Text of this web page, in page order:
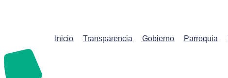
Inicio Transparencia Gobierno Parroquia